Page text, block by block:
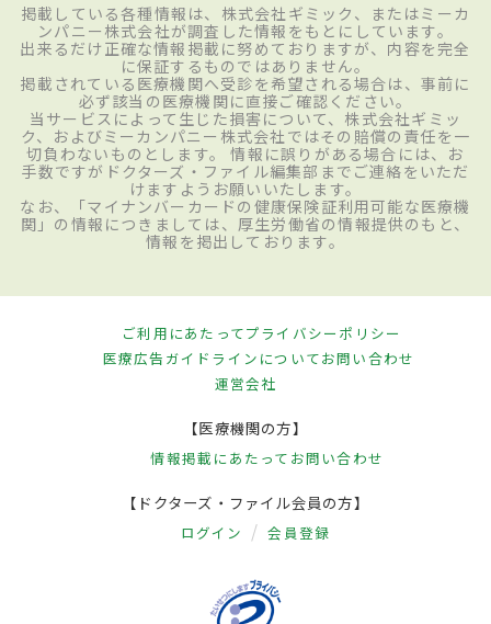
掲載している各種情報は、株式会社ギミック、またはミーカ
ンパニー株式会社が調査した情報をもとにしています。
出来るだけ正確な情報掲載に努めておりますが、内容を完全
に保証するものではありません。
掲載されている医療機関へ受診を希望される場合は、事前に
必ず該当の医療機関に直接ご確認ください。
当サービスによって生じた損害について、株式会社ギミッ
ク、およびミーカンパニー株式会社ではその賠償の責任を一
切負わないものとします。 情報に誤りがある場合には、お
手数ですがドクターズ・ファイル編集部までご連絡をいただ
けますようお願いいたします。
なお、「マイナンバーカードの健康保険証利用可能な医療機
関」の情報につきましては、厚生労働省の情報提供のもと、
情報を掲出しております。
ご利用にあたってプライバシーポリシー
医療広告ガイドラインについてお問い合わせ
運営会社
【医療機関の方】
情報掲載にあたって お問い合わせ
【ドクターズ・ファイル会員の方】
ログイン 会員登録